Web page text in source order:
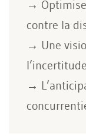
→
contre la
→ Une
l’incertitude
→